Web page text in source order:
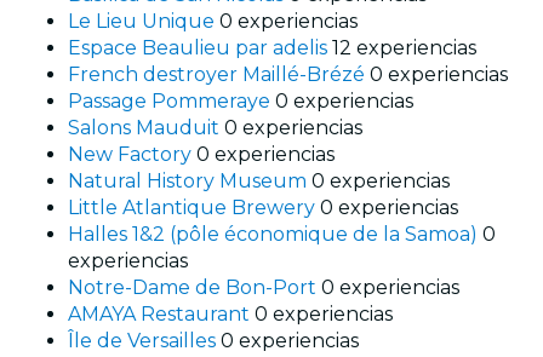
Le Lieu Unique 0 experiencias
Espace Beaulieu par adelis 12 experiencias
French destroyer Maillé-Brézé 0 experiencias
Passage Pommeraye 0 experiencias
Salons Mauduit 0 experiencias
New Factory 0 experiencias
Natural History Museum 0 experiencias
Little Atlantique Brewery 0 experiencias
Halles 1&2 (pôle économique de la Samoa) 0
experiencias
Notre-Dame de Bon-Port 0 experiencias
AMAYA Restaurant 0 experiencias
Île de Versailles 0 experiencias